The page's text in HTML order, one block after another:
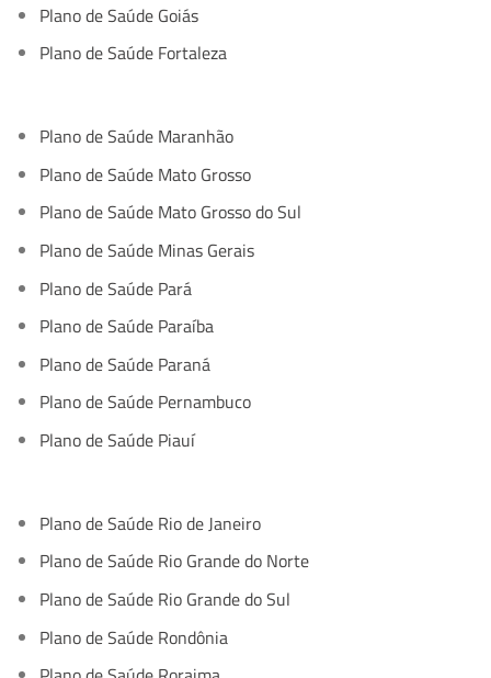
Plano de Saúde Goiás
Plano de Saúde Fortaleza
Plano de Saúde Maranhão
Plano de Saúde Mato Grosso
Plano de Saúde Mato Grosso do Sul
Plano de Saúde Minas Gerais
Plano de Saúde Pará
Plano de Saúde Paraíba
Plano de Saúde Paraná
Plano de Saúde Pernambuco
Plano de Saúde Piauí
Plano de Saúde Rio de Janeiro
Plano de Saúde Rio Grande do Norte
Plano de Saúde Rio Grande do Sul
Plano de Saúde Rondônia